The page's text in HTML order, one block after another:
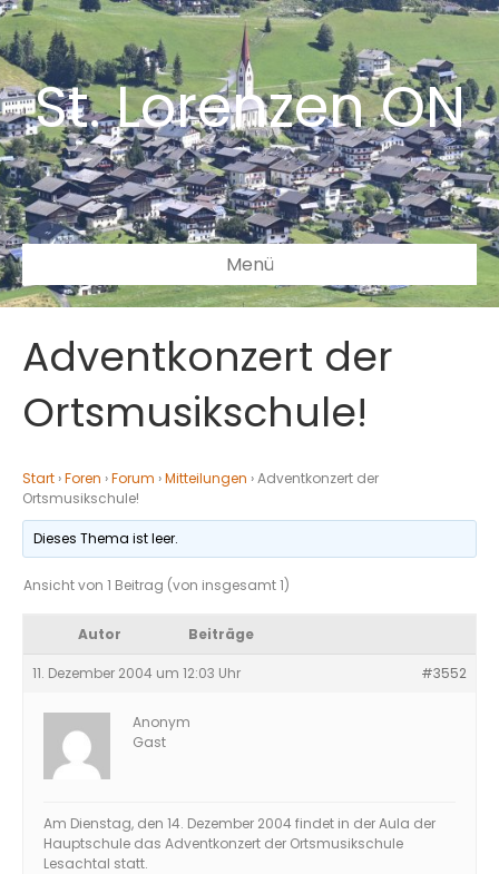
St. Lorenzen ON
Menü
Adventkonzert der
Ortsmusikschule!
Start ›Foren ›Forum ›Mitteilungen ›Adventkonzert der
Ortsmusikschule!
Dieses Thema ist leer.
Ansicht von 1 Beitrag (von insgesamt 1)
Autor Beiträge
11. Dezember 2004 um 12:03 Uhr #3552
Anonym
Gast
Am Dienstag, den 14. Dezember 2004 findet in der Aula der
Hauptschule das Adventkonzert der Ortsmusikschule
Lesachtal statt.